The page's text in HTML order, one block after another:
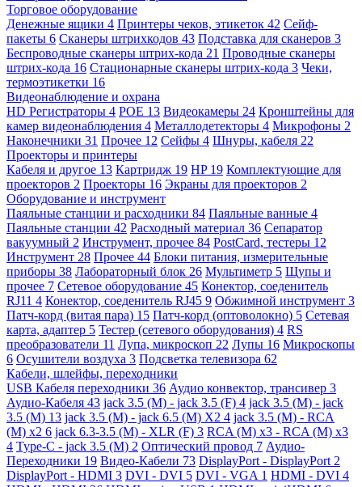
Торговое оборудование
Денежные ящики 4 Принтеры чеков, этикеток 42 Сейф-
пакеты 6 Сканеры штрихкодов 43 Подставка для сканеров 3
Беспроводные сканеры штрих-кода 21 Проводные сканеры
штрих-кода 16 Стационарные сканеры штрих-кода 3 Чеки,
термоэтикетки 16
Видеонаблюдение и охрана
HD Регистраторы 4 POE 13 Видеокамеры 24 Кронштейны для
камер видеонаблюдения 4 Металлодетекторы 4 Микрофоны 2
Наконечники 31 Прочее 12 Сейфы 4 Шнуры, кабеля 22
Проекторы и принтеры
Кабеля и другое 13 Картридж 19 HP 19 Комплектующие для
проекторов 2 Проекторы 16 Экраны для проекторов 2
Оборудование и инструмент
Паяльные станции и расходники 84 Паяльные ванные 4
Паяльные станции 42 Расходный материал 36 Сепаратор
вакуумный 2 Инструмент, прочее 84 PostCard, тестеры 12
Инструмент 28 Прочее 44 Блоки питания, измерительные
приборы 38 Лабораторный блок 26 Мультиметр 5 Щупы и
прочее 7 Сетевое оборудование 45 Конектор, соеденитель
RJ11 4 Конектор, соеденитель RJ45 9 Обжимной инструмент 3
Патч-корд (витая пара) 15 Патч-корд (оптоволокно) 5 Сетевая
карта, адаптер 5 Тестер (сетевого оборудования) 4 RS
преобразователи 11 Лупа, микроскоп 22 Лупы 16 Микроскопы
6 Осушители воздуха 3 Подсветка телевизора 62
Кабели, шлейфы, переходники
USB Кабеля переходники 36 Аудио конвектор, трансивер 3
Аудио-Кабеля 43 jack 3.5 (M) - jack 3.5 (F) 4 jack 3.5 (M) - jack
3.5 (M) 13 jack 3.5 (M) - jack 6.5 (M) X2 4 jack 3.5 (M) - RCA
(M) x2 6 jack 6.3-3.5 (M) - XLR (F) 3 RCA (M) x3 - RCA (M) x3
4 Type-C - jack 3.5 (M) 2 Оптический провод 7 Аудио-
Переходники 19 Видео-Кабели 73 DisplayPort - DisplayPort 2
DisplayPort - HDMI 3 DVI - DVI 5 DVI - VGA 1 HDMI - DVI 4